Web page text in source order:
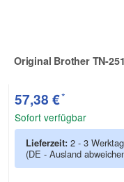
Original Brother TN-
Zur Artikelbewertung
57,38 €*
Sofort verfügbar
Lieferzeit: 2 - 3
(DE - Ausland